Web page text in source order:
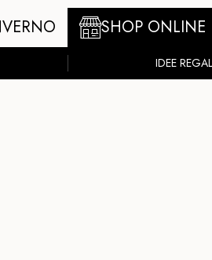
SHOP ONLINE
IDEE